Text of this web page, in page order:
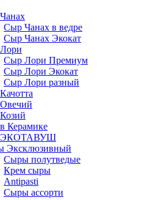
Сыр Чанах в ведре
Сыр Чанах Экокат
Сыр Лори Премиум
Сыр Лори Экокат
Сыр Лори разный
Керамике
ЭКОТАВУШ
Эксклюзивный
Сыры полутведые
Крем сыры
Antipasti
Сыры ассорти